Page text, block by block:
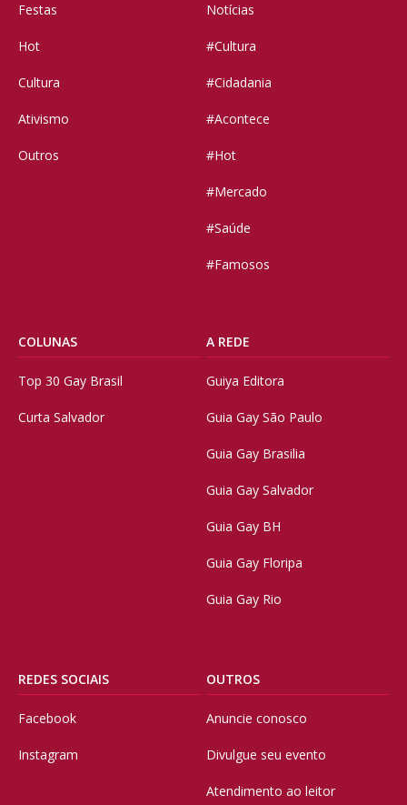
Festas
Hot
Cultura
Ativismo
Outros
Notícias
#Cultura
#Cidadania
#Acontece
#Hot
#Mercado
#Saúde
#Famosos
COLUNAS
Top 30 Gay Brasil
Curta Salvador
A REDE
Guiya Editora
Guia Gay São Paulo
Guia Gay Brasilia
Guia Gay Salvador
Guia Gay BH
Guia Gay Floripa
Guia Gay Rio
REDES SOCIAIS
Facebook
Instagram
OUTROS
Anuncie conosco
Divulgue seu evento
Atendimento ao leitor